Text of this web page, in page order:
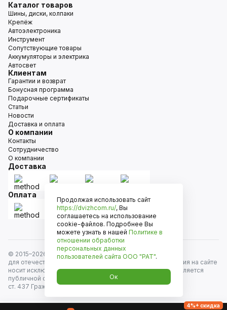
Каталог товаров
Шины, диски, колпаки
Крепёж
Автоэлектроника
Инструмент
Сопутствующие товары
Аккумуляторы и электрика
Автосвет
Клиентам
Гарантии и возврат
Бонусная программа
Подарочные сертификаты
Статьи
Новости
Доставка и оплата
О компании
Контакты
Сотрудничество
О компании
Доставка
Оплата
© 2015–2026
Движком — сеть магазинов автозапчастей
для отечественных автомобилей и иномарок. Информация на сайте
носит исключительно информационный характер и не является
публичной офертой, определяемой положениями
ст. 437 Гражданского кодекса РФ. Все права защищены.
4%+ скидка
Продолжая использовать сайт
https://dvizhcom.ru/, Вы
соглашаетесь на использование
cookie-файлов. Подробнее Вы
можете узнать в нашей Политике в
отношении обработки
персональных данных
пользователей сайта ООО "РАТ".
Ок